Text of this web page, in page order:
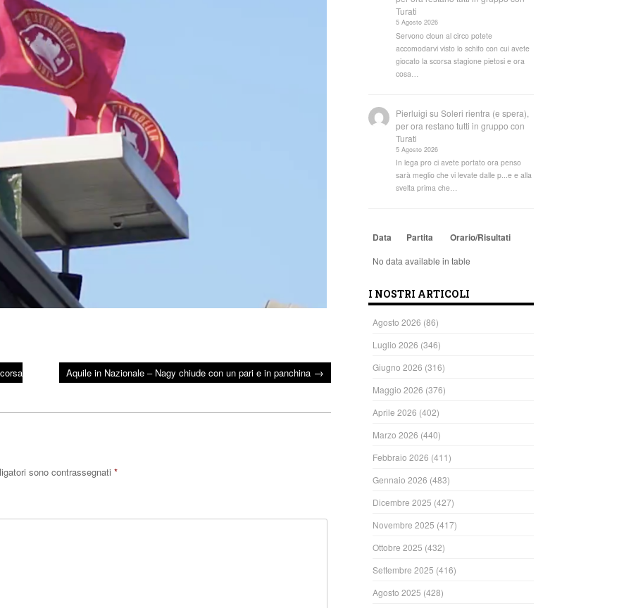
Aquile in Nazionale – Nagy chiude con un pari e in panchina →
sono contrassegnati *
Turati
5 Agosto 2026
Servono cloun al circo potete
accomodarvi visto lo schifo con cui avete
giocato la scorsa stagione pietosi e ora
cosa…
Pierluigi suSoleri rientra (e spera),
per ora restano tutti in gruppo con
Turati
5 Agosto 2026
In lega pro ci avete portato ora penso
sarà meglio che vi levate dalle p...e e alla
svelta prima che…
Data Partita Orario/Risultati
No data available in table
I NOSTRI ARTICOLI
Agosto 2026 (86)
Luglio 2026 (346)
Giugno 2026 (316)
Maggio 2026 (376)
Aprile 2026 (402)
Marzo 2026 (440)
Febbraio 2026 (411)
Gennaio 2026 (483)
Dicembre 2025 (427)
Novembre 2025 (417)
Ottobre 2025 (432)
Settembre 2025 (416)
Agosto 2025 (428)